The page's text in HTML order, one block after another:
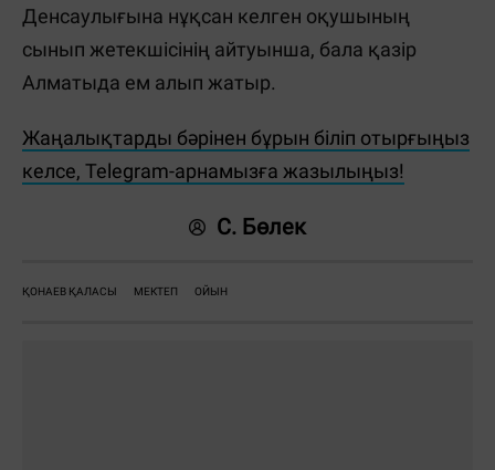
Денсаулығына нұқсан келген оқушының
сынып жетекшісінің айтуынша, бала қазір
Алматыда ем алып жатыр.
Жаңалықтарды бәрінен бұрын біліп отырғыңыз
келсе, Telegram-арнамызға жазылыңыз!
С. Бөлек
ҚОНАЕВ ҚАЛАСЫ МЕКТЕП ОЙЫН